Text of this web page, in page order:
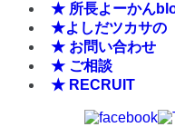
★ 所長よーかん
★よしだツカサの
★ お問い合わせ
★ ご相談
★ RECRUIT